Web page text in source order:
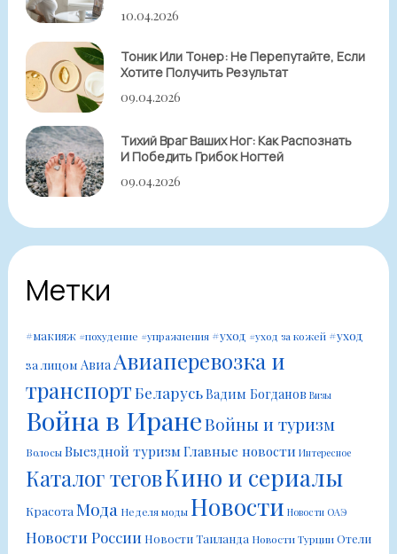
10.04.2026
Тоник Или Тонер: Не Перепутайте, Если
Хотите Получить Результат
09.04.2026
Тихий Враг Ваших Ног: Как Распознать
И Победить Грибок Ногтей
09.04.2026
Метки
#макияж #похудение #упражнения #уход #уход за кожей #уход
за лицом Авиа Авиаперевозка и
транспортБеларусьВадим Богданов Визы
Война в ИранеВойны и туризм
ВолосыВыездной туризмГлавные новости Интересное
Каталог теговКино и сериалы
Красота Мода Неделя моды Новости Новости ОАЭ
Новости России Новости Таиланда Новости ТурцииОтели